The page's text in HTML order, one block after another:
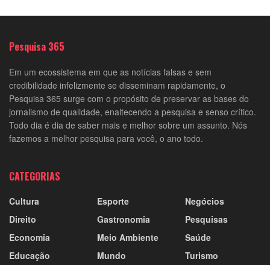
Pesquisa 365
Em um ecossistema em que as notícias falsas e sem
credibilidade infelizmente se disseminam rapidamente, o
Pesquisa 365 surge com o propósito de preservar as bases do
jornalismo de qualidade, enaltecendo a pesquisa e senso crítico.
Todo dia é dia de saber mais e melhor sobre um assunto. Nós
fazemos a melhor pesquisa para você, o ano todo.
CATEGORIAS
Cultura
Direito
Economia
Educação
Esporte
Gastronomia
Meio Ambiente
Mundo
Negócios
Pesquisas
Saúde
Turismo